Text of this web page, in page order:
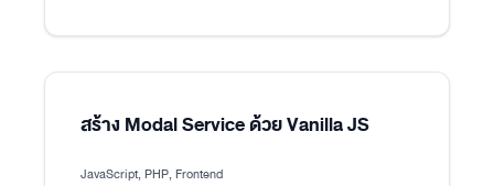
สร้าง Modal Service ด้วย Vanilla JS
JavaScript, PHP, Frontend